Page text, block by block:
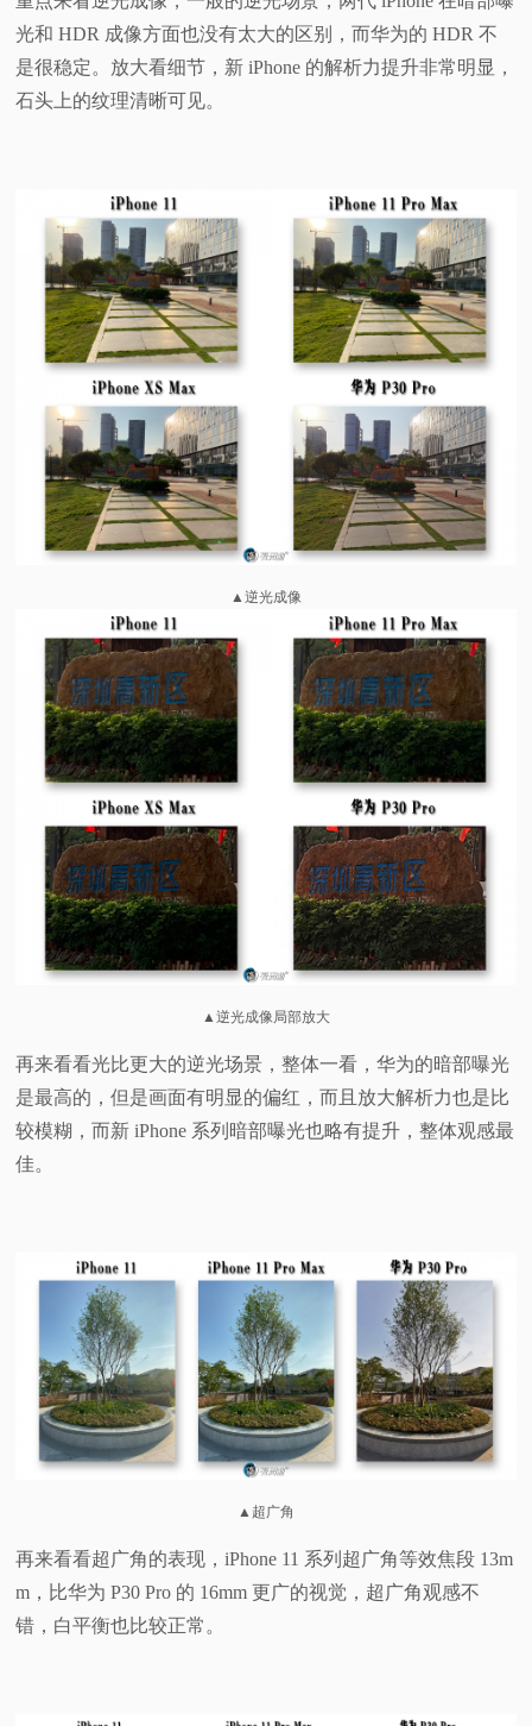
光和 HDR 成像方面也没有太大的区别，而华为的 HDR 不
是很稳定。放大看细节，新 iPhone 的解析力提升非常明显，
石头上的纹理清晰可见。
▲逆光成像
▲逆光成像局部放大
再来看看光比更大的逆光场景，整体一看，华为的暗部曝光
是最高的，但是画面有明显的偏红，而且放大解析力也是比
较模糊，而新 iPhone 系列暗部曝光也略有提升，整体观感最
佳。
▲超广角
再来看看超广角的表现，iPhone 11 系列超广角等效焦段 13m
m，比华为 P30 Pro 的 16mm 更广的视觉，超广角观感不
错，白平衡也比较正常。